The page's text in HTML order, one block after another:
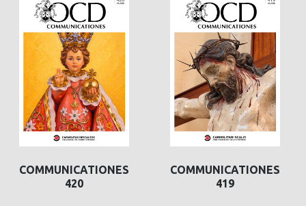
COMMUNICATIONES
420
COMMUNICATIONES
419